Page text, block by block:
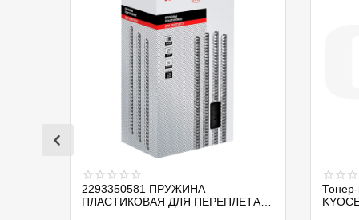
2293350581 ПРУЖИНА
ПЛАСТИКОВАЯ ДЛЯ ПЕРЕПЛЕТА